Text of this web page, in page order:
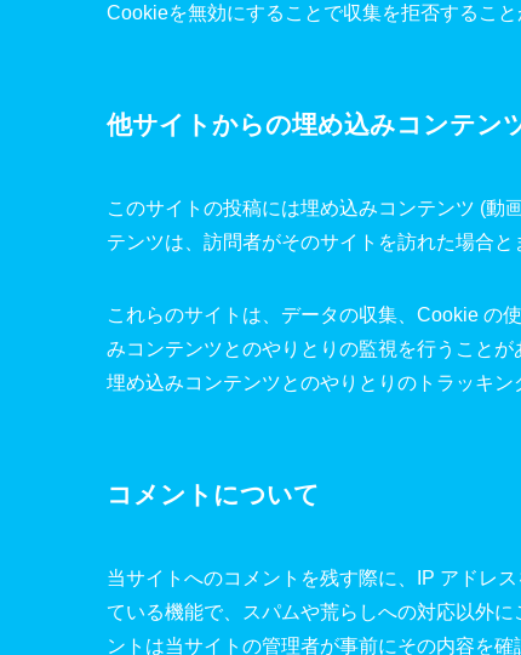
Cookieを無効にすることで収集を拒否すること
他サイトからの埋め込みコンテン
このサイトの投稿には埋め込みコンテンツ (動
テンツは、訪問者がそのサイトを訪れた場合と
これらのサイトは、データの収集、Cookie の
みコンテンツとのやりとりの監視を行うこと
埋め込みコンテンツとのやりとりのトラッキン
コメントについて
当サイトへのコメントを残す際に、IP アドレ
ている機能で、スパムや荒らしへの対応以外
ントは当サイトの管理者が事前にその内容を